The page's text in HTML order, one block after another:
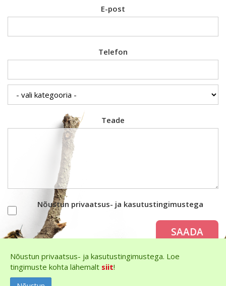
E-post
Telefon
Teade
Nõustun privaatsus- ja kasutustingimustega
SAADA
Nõustun privaatsus- ja kasutustingimustega. Loe
tingimuste kohta lähemalt siit!